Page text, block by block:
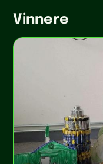
Vinnere